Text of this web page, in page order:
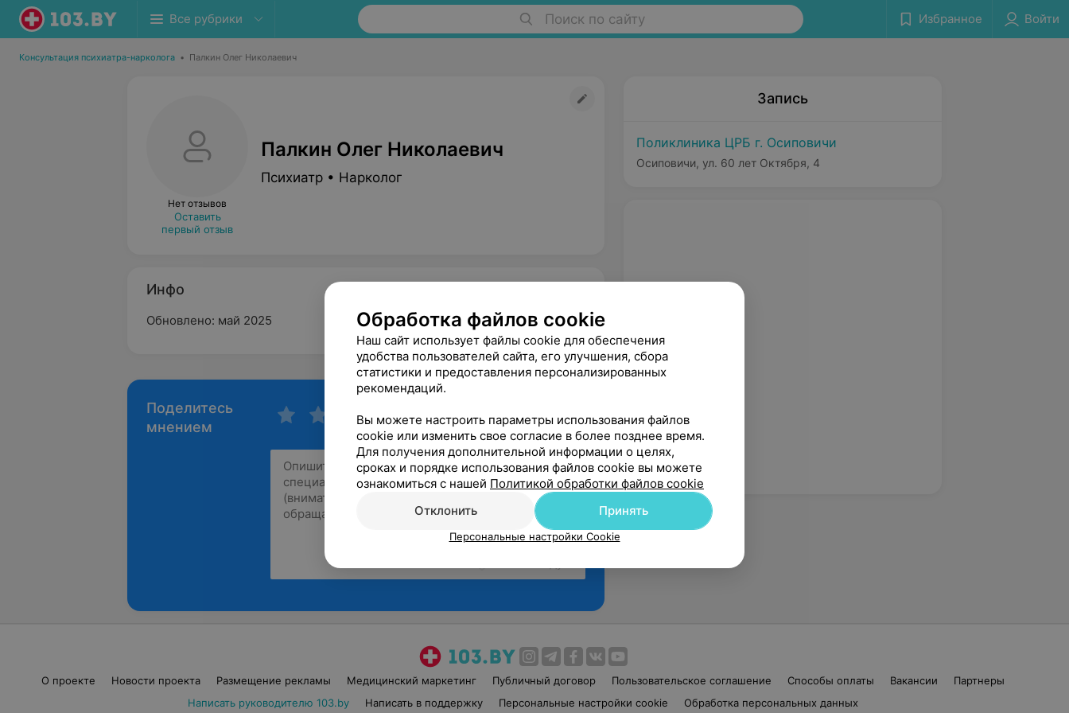
Все рубрики Поиск по сайту Избранное Войти
Консультация психиатра-нарколога • Палкин Олег Николаевич
Нет отзывов
Оставить
первый отзыв
Палкин Олег Николаевич
Психиатр • Нарколог
Инфо
Обновлено: май 2025
Поделитесь
мнением
Запись
Поликлиника ЦРБ г. Осиповичи
Осиповичи, ул. 60 лет Октября, 4
О проекте Новости проекта Размещение рекламы Медицинский маркетинг Публичный договор Пользовательское соглашение Способы оплаты Вакансии
Партнеры
Написать руководителю 103.by
Написать в поддержку Персональные настройки cookie Обработка персональных данных
Обработка файлов cookie
Наш сайт использует файлы cookie для обеспечения
удобства пользователей сайта, его улучшения, сбора
статистики и предоставления персонализированных
рекомендаций.
Вы можете настроить параметры использования файлов
cookie или изменить свое согласие в более позднее время.
Для получения дополнительной информации о целях,
сроках и порядке использования файлов cookie вы можете
ознакомиться с нашей Политикой обработки файлов cookie
Отклонить
Принять
Персональные настройки Cookie